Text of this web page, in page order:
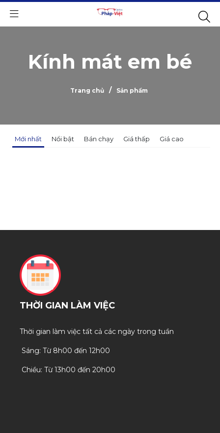
Kính mát em bé
Trang chủ / Sản phẩm
Mới nhất Nổi bật Bán chạy Giá thấp Giá cao
THỜI GIAN LÀM VIỆC
Thời gian làm việc tất cả các ngày trong tuần
Sáng: Từ 8h00 đến 12h00
Chiều: Từ 13h00 đến 20h00